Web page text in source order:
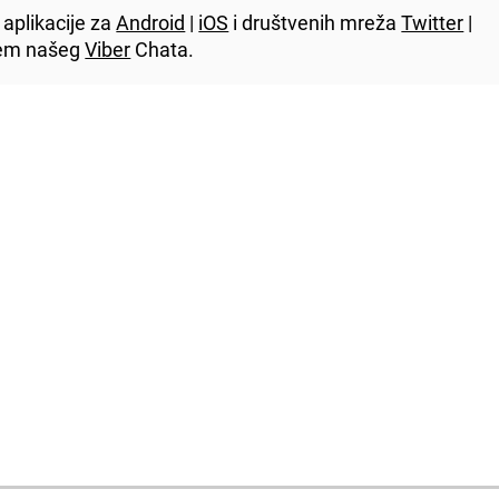
zaAndroid | iOS i društvenih mrežaTwitter |
našegViber Chata.